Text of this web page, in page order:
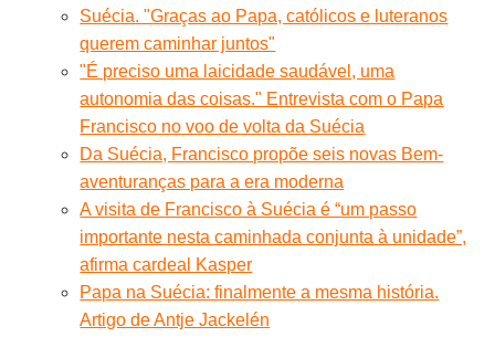
Suécia. "Graças ao Papa, católicos e luteranos
querem caminhar juntos"
"É preciso uma laicidade saudável, uma
autonomia das coisas." Entrevista com o Papa
Francisco no voo de volta da Suécia
Da Suécia, Francisco propõe seis novas Bem-
aventuranças para a era moderna
A visita de Francisco à Suécia é “um passo
importante nesta caminhada conjunta à unidade”,
afirma cardeal Kasper
Papa na Suécia: finalmente a mesma história.
Artigo de Antje Jackelén